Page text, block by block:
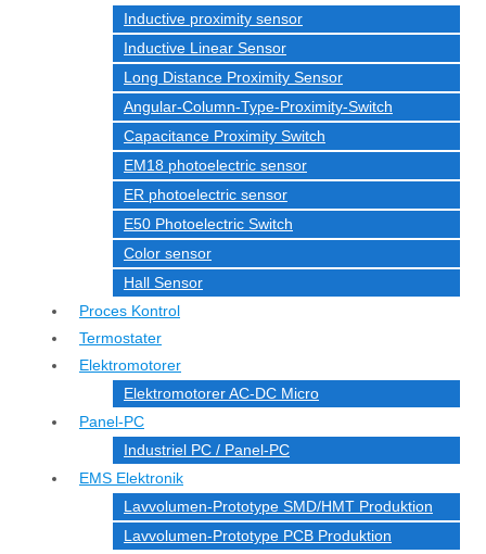
Inductive proximity sensor
Inductive Linear Sensor
Long Distance Proximity Sensor
Angular-Column-Type-Proximity-Switch
Capacitance Proximity Switch
EM18 photoelectric sensor
ER photoelectric sensor
E50 Photoelectric Switch
Color sensor
Hall Sensor
Proces Kontrol
Termostater
Elektromotorer
Elektromotorer AC-DC Micro
Panel-PC
Industriel PC / Panel-PC
EMS Elektronik
Lavvolumen-Prototype SMD/HMT Produktion
Lavvolumen-Prototype PCB Produktion